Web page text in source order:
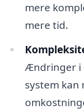
mere
mere tid.
Ændringer i
system kan